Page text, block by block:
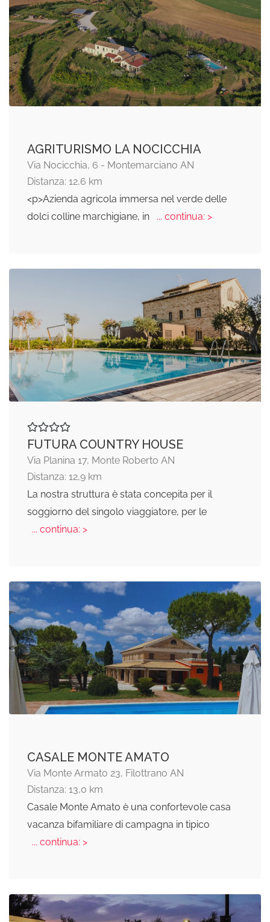
AGRITURISMO LA NOCICCHIA
Via Nocicchia, 6 - Montemarciano AN
Distanza: 12,6 km
<p>Azienda agricola immersa nel verde delle
dolci colline marchigiane, in
... continua: >
FUTURA COUNTRY HOUSE
Via Planina 17, Monte Roberto AN
Distanza: 12,9 km
La nostra struttura è stata concepita per il
soggiorno del singolo viaggiatore, per le
... continua: >
CASALE MONTE AMATO
Via Monte Armato 23, Filottrano AN
Distanza: 13,0 km
Casale Monte Amato è una confortevole casa
vacanza bifamiliare di campagna in tipico
... continua: >